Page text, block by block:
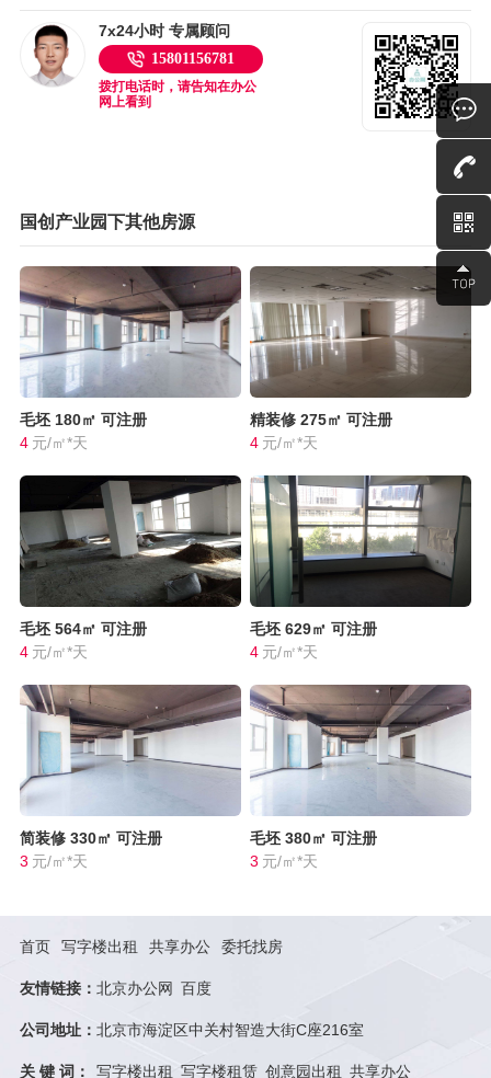
7x24小时 专属顾问
15801156781
拨打电话时，请告知在办公
网上看到
国创产业园下其他房源
毛坯 180㎡ 可注册
4 元/㎡*天
精装修 275㎡ 可注册
4 元/㎡*天
毛坯 564㎡ 可注册
4 元/㎡*天
毛坯 629㎡ 可注册
4 元/㎡*天
简装修 330㎡ 可注册
3 元/㎡*天
毛坯 380㎡ 可注册
3 元/㎡*天
首页 写字楼出租 共享办公 委托找房
友情链接： 北京办公网 百度
公司地址： 北京市海淀区中关村智造大街C座216室
关 键 词： 写字楼出租 写字楼租赁 创意园出租 共享办公